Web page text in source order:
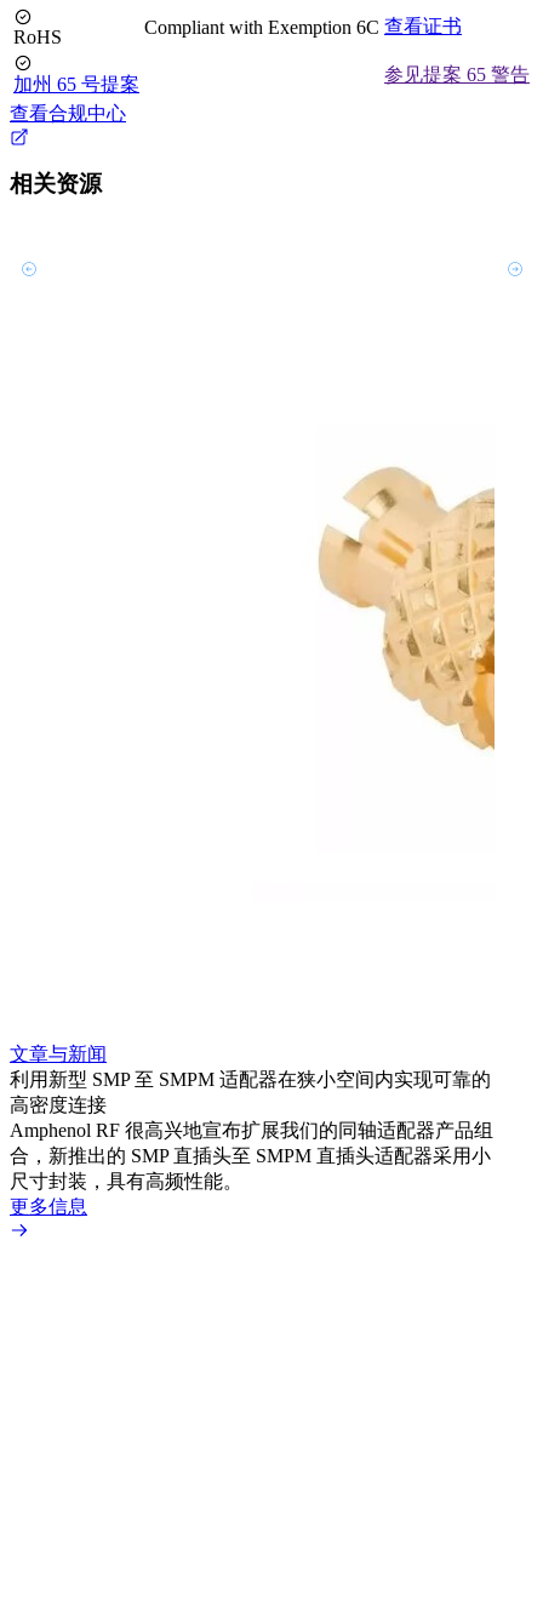
RoHS Compliant with Exemption 6C 查看证书
加州 65 号提案
参见提案 65 警告
查看合规中心
相关资源
文章与新闻
利用新型 SMP 至 SMPM 适配器在狭小空间内实现可靠的
高密度连接
Amphenol RF 很高兴地宣布扩展我们的同轴适配器产品组
合，新推出的 SMP 直插头至 SMPM 直插头适配器采用小
尺寸封装，具有高频性能。
更多信息